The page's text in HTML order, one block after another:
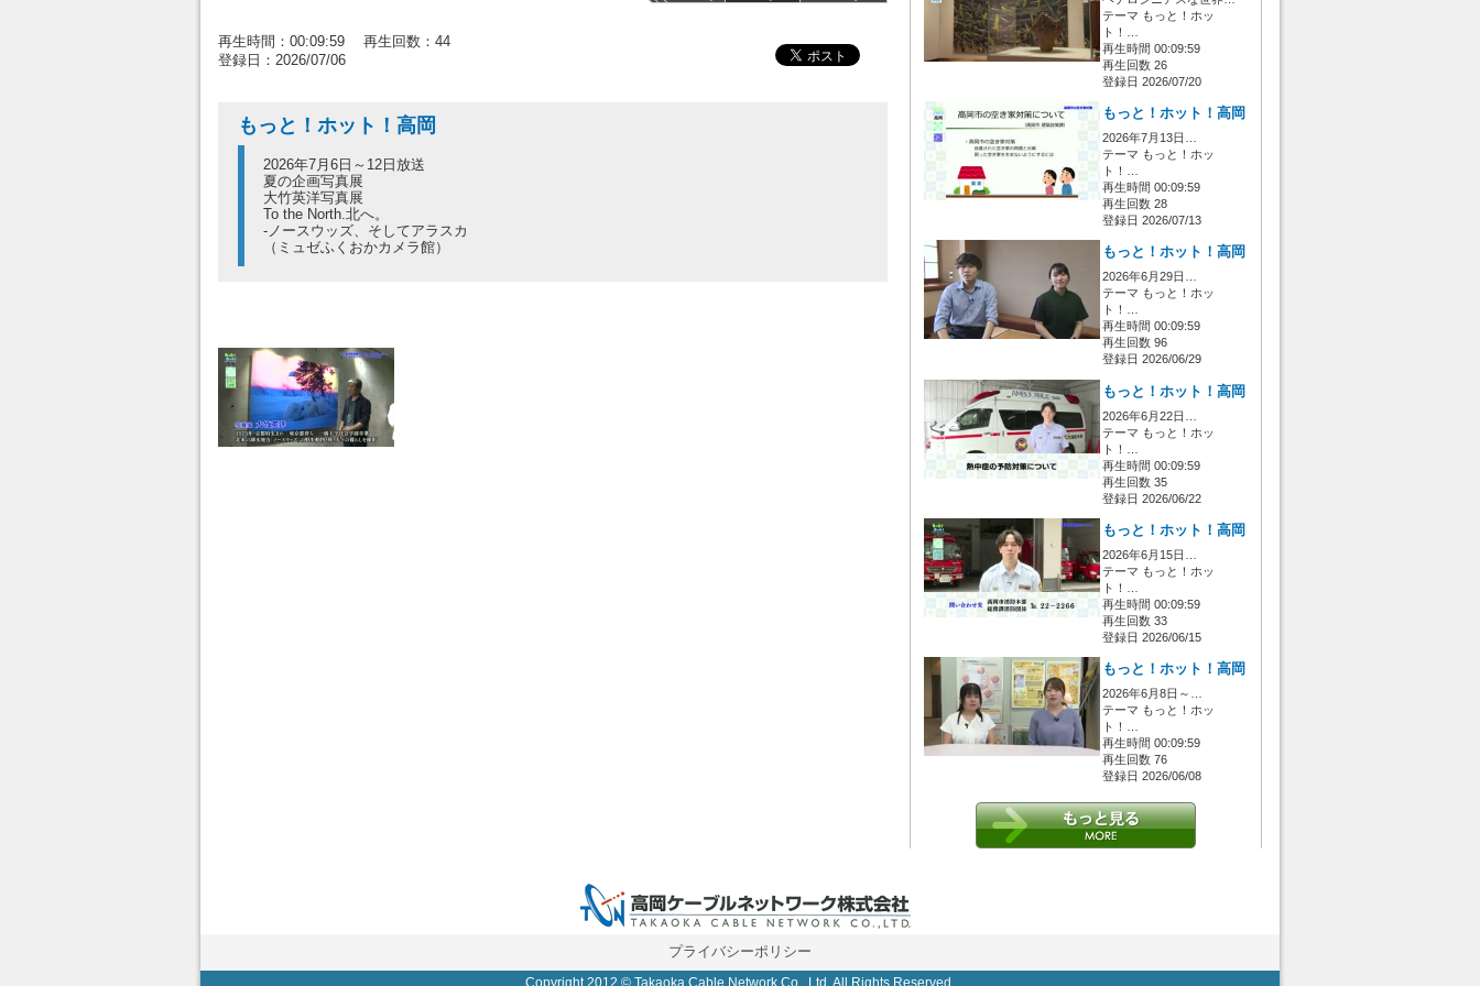
再生時間：00:09:59 再生回数：44
登録日：2026/07/06
もっと！ホット！高岡
2026年7月6日～12日放送
夏の企画写真展
大竹英洋写真展
To the North.北へ。
-ノースウッズ、そしてアラスカ
（ミュゼふくおかカメラ館）
テーマ もっと！ホッ
ト！…
再生時間 00:09:59
再生回数 26
登録日 2026/07/20
もっと！ホット！高岡
2026年7月13日…
テーマ もっと！ホッ
ト！…
再生時間 00:09:59
再生回数 28
登録日 2026/07/13
もっと！ホット！高岡
2026年6月29日…
テーマ もっと！ホッ
ト！…
再生時間 00:09:59
再生回数 96
登録日 2026/06/29
もっと！ホット！高岡
2026年6月22日…
テーマ もっと！ホッ
ト！…
再生時間 00:09:59
再生回数 35
登録日 2026/06/22
もっと！ホット！高岡
2026年6月15日…
テーマ もっと！ホッ
ト！…
再生時間 00:09:59
再生回数 33
登録日 2026/06/15
もっと！ホット！高岡
2026年6月8日～…
テーマ もっと！ホッ
ト！…
再生時間 00:09:59
再生回数 76
登録日 2026/06/08
プライバシーポリシー
Copyright 2012 © Takaoka Cable Network Co., Ltd. All Rights Reserved.